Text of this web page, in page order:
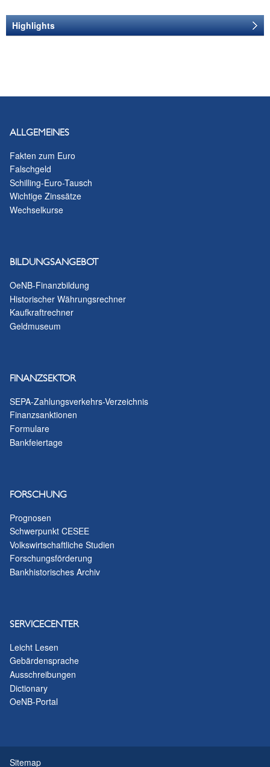
Highlights
E-Mail senden
PRESSE
Hinweise für
Medienvertreterinnen
und Medienvertreter
ALLGEMEINES
Fakten zum Euro
Falschgeld
Schilling-Euro-Tausch
Wichtige Zinssätze
Wechselkurse
BILDUNGSANGEBOT
OeNB-Finanzbildung
Historischer Währungsrechner
Kaufkraftrechner
Geldmuseum
FINANZSEKTOR
SEPA-Zahlungsverkehrs-Verzeichnis
Finanzsanktionen
Formulare
Bankfeiertage
FORSCHUNG
Prognosen
Schwerpunkt CESEE
Volkswirtschaftliche Studien
Forschungsförderung
Bankhistorisches Archiv
SERVICECENTER
Leicht Lesen
Gebärdensprache
Ausschreibungen
Dictionary
OeNB-Portal
Sitemap